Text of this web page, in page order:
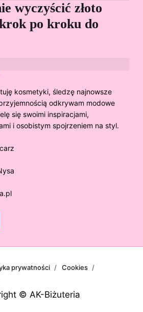
wyczyścić złoto
po kroku do
kosmetyki, śledzę najnowsze
odkrywam modowe
się swoimi inspiracjami,
i osobistym spojrzeniem na styl.
e
n
© AK-Biżuteria
prywatności
Cookies